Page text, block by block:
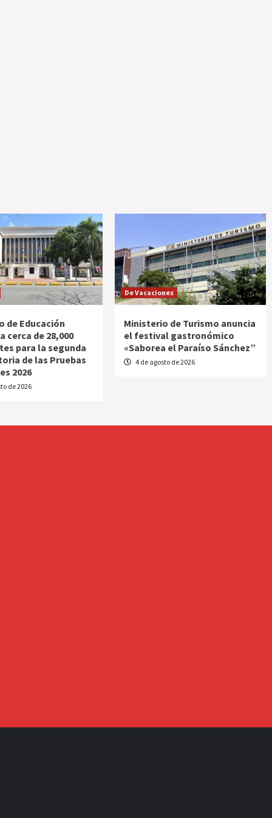
de Educación
cerca de 28,000
para la segunda
de las Pruebas
2026
de 2026
De Vacaciones
Ministerio de Turismo anuncia
el festival gastronómico
«Saborea el Paraíso Sánchez”
4 de agosto de 2026